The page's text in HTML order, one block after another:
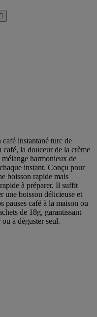

instantané turc de
la douceur de la crème
harmonieux de
instant. Conçu pour
boisson rapide mais
à préparer. Il suffit
une boisson délicieuse et
pauses café à la maison ou
de 18g, garantissant
à déguster seul.